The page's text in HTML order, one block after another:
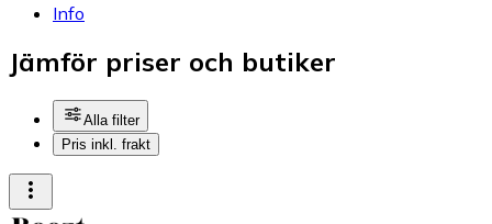
Info
Jämför priser och butiker
Alla filter
Pris inkl. frakt